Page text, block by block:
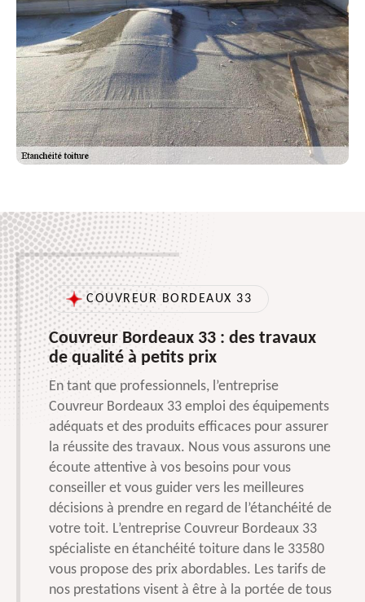
COUVREUR BORDEAUX 33
Couvreur Bordeaux 33 : des travaux
de qualité à petits prix
En tant que professionnels, l’entreprise
Couvreur Bordeaux 33 emploi des équipements
adéquats et des produits efficaces pour assurer
la réussite des travaux. Nous vous assurons une
écoute attentive à vos besoins pour vous
conseiller et vous guider vers les meilleures
décisions à prendre en regard de l’étanchéité de
votre toit. L’entreprise Couvreur Bordeaux 33
spécialiste en étanchéité toiture dans le 33580
vous propose des prix abordables. Les tarifs de
nos prestations visent à être à la portée de tous